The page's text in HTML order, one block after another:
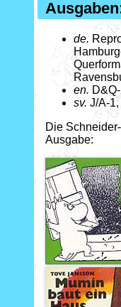
de.
en.
sv. J/A-
Die
Ausgabe: